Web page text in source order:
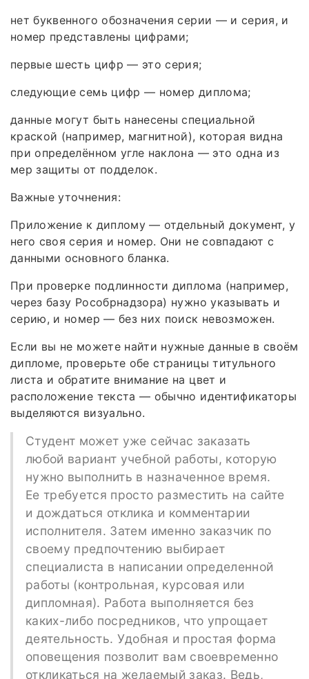
нет буквенного обозначения серии — и серия, и
номер представлены цифрами;
первые шесть цифр — это серия;
следующие семь цифр — номер диплома;
данные могут быть нанесены специальной
краской (например, магнитной), которая видна
при определённом угле наклона — это одна из
мер защиты от подделок.
Важные уточнения:
Приложение к диплому — отдельный документ, у
него своя серия и номер. Они не совпадают с
данными основного бланка.
При проверке подлинности диплома (например,
через базу Рособрнадзора) нужно указывать и
серию, и номер — без них поиск невозможен.
Если вы не можете найти нужные данные в своём
дипломе, проверьте обе страницы титульного
листа и обратите внимание на цвет и
расположение текста — обычно идентификаторы
выделяются визуально.
Студент может уже сейчас заказать
любой вариант учебной работы, которую
нужно выполнить в назначенное время.
Ее требуется просто разместить на сайте
и дождаться отклика и комментарии
исполнителя. Затем именно заказчик по
своему предпочтению выбирает
специалиста в написании определенной
работы (контрольная, курсовая или
дипломная). Работа выполняется без
каких-либо посредников, что упрощает
деятельность. Удобная и простая форма
оповещения позволит вам своевременно
откликаться на желаемый заказ. Ведь,